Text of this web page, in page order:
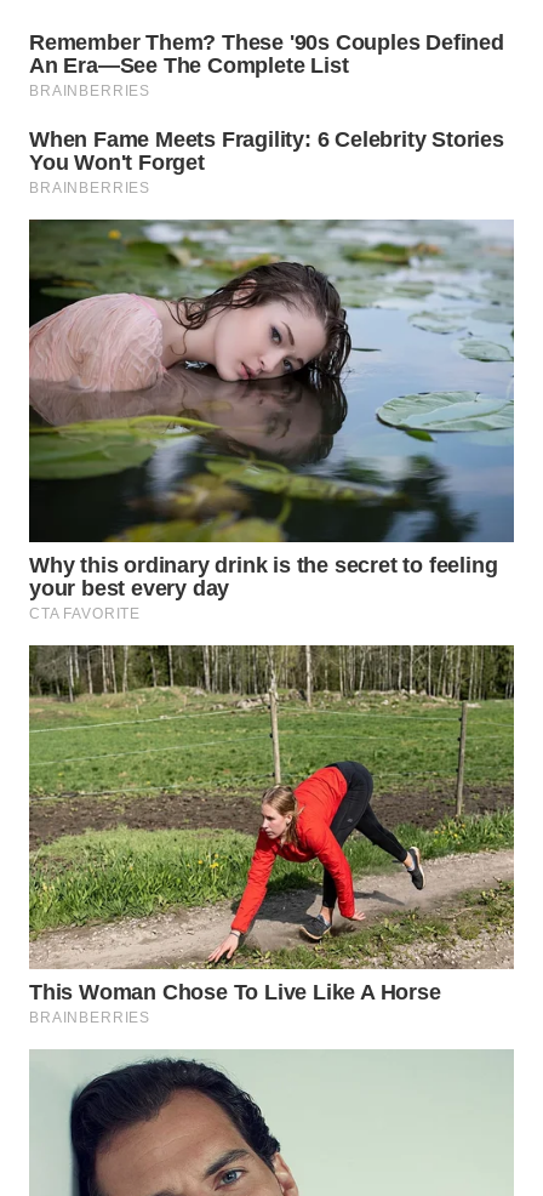
WN
WN
WN
KUNINGAN
WN
MAJALENGKA
WN
SUBANG
WN
SUKABUMI
PURWAKARTA
WN
PRIANGAN
TIMUR
WN
SEMARANG
WN
SOLO
WN
WN
MADURA